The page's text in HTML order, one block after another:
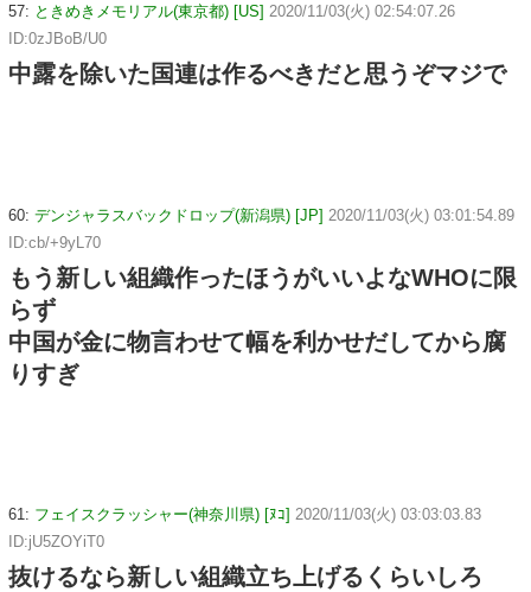
57: ときめきメモリアル(東京都) [US] 2020/11/03(火) 02:54:07.26
ID:0zJBoB/U0
中露を除いた国連は作るべきだと思うぞマジで
60: デンジャラスバックドロップ(新潟県) [JP] 2020/11/03(火) 03:01:54.89
ID:cb/+9yL70
もう新しい組織作ったほうがいいよなWHOに限
らず
中国が金に物言わせて幅を利かせだしてから腐
りすぎ
61: フェイスクラッシャー(神奈川県) [ﾇｺ] 2020/11/03(火) 03:03:03.83
ID:jU5ZOYiT0
抜けるなら新しい組織立ち上げるくらいしろ